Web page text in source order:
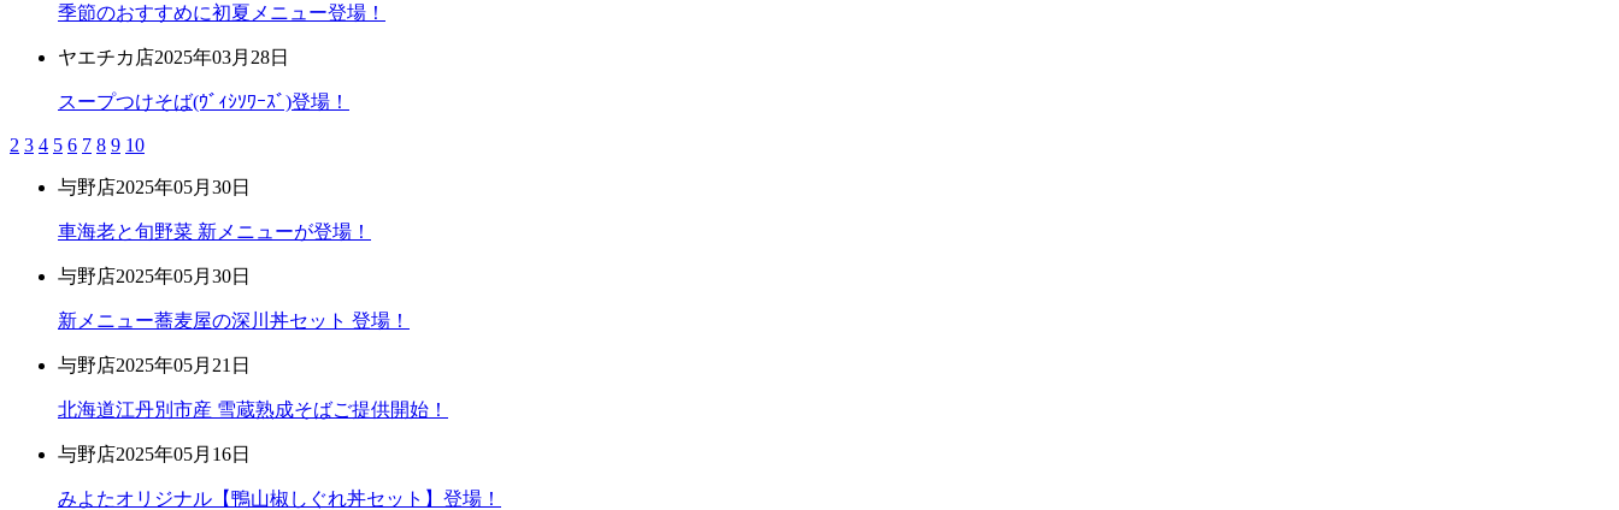
季節のおすすめに初夏メニュー登場！
ヤエチカ店2025年03月28日
スープつけそば(ｳﾞｨｼｿﾜｰｽﾞ)登場！
2 3 4 5 6 7 8 9 10
与野店2025年05月30日
車海老と旬野菜 新メニューが登場！
与野店2025年05月30日
新メニュー蕎麦屋の深川丼セット 登場！
与野店2025年05月21日
北海道江丹別市産 雪蔵熟成そばご提供開始！
与野店2025年05月16日
みよたオリジナル【鴨山椒しぐれ丼セット】登場！